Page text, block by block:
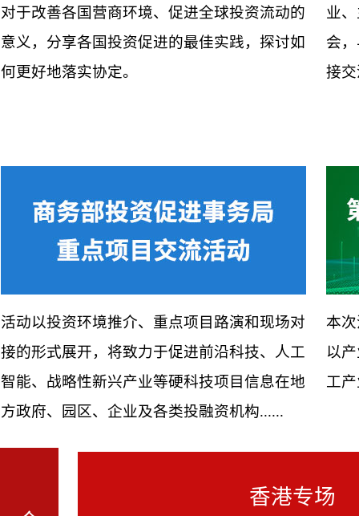
对于改善各国营商环境、促进全球投资流动的
意义，分享各国投资促进的最佳实践，探讨如
何更好地落实协定。
业
会
接
活动以投资环境推介、重点项目路演和现场对
接的形式展开，将致力于促进前沿科技、人工
智能、战略性新兴产业等硬科技项目信息在地
方政府、园区、企业及各类投融资机构......
本
以
工
香港专场